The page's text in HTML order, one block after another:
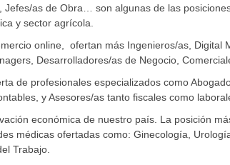
as de Obra… son algunas de las
y sector agrícola.
online, ofertan más Ingenieros/as, Digital
Desarrolladores/as de Negocio,
de profesionales especializados como
y Asesores/as tanto fiscales como
económica de nuestro país. La posición
médicas ofertadas como: Ginecología,
Trabajo.